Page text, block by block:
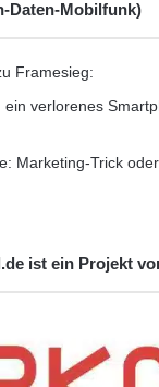
Daten-Mobilfunk)
Framesieg:
ein verlorenes
Marketing-Trick
ist ein Projekt